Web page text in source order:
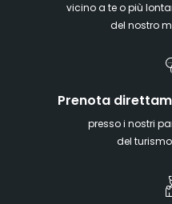
vicino a te o più
del nostro
Prenota
presso i nostri
del